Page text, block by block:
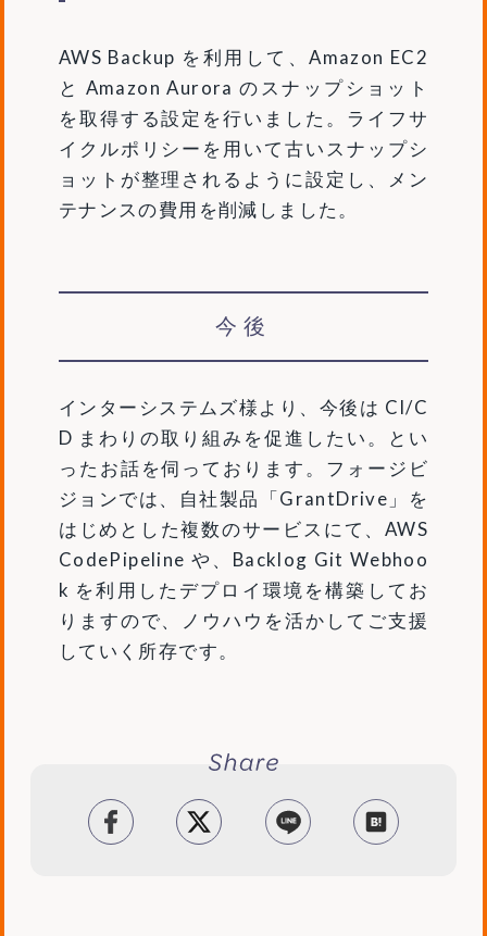
AWS Backup を利用して、Amazon EC2
と Amazon Aurora のスナップショット
を取得する設定を行いました。ライフサ
イクルポリシーを用いて古いスナップシ
ョットが整理されるように設定し、メン
テナンスの費用を削減しました。
今後
インターシステムズ様より、今後は CI/C
D まわりの取り組みを促進したい。とい
ったお話を伺っております。フォージビ
ジョンでは、自社製品「GrantDrive」を
はじめとした複数のサービスにて、AWS
CodePipeline や、Backlog Git Webhoo
k を利用したデプロイ環境を構築してお
りますので、ノウハウを活かしてご支援
していく所存です。
facebooktweet LINE はてブ